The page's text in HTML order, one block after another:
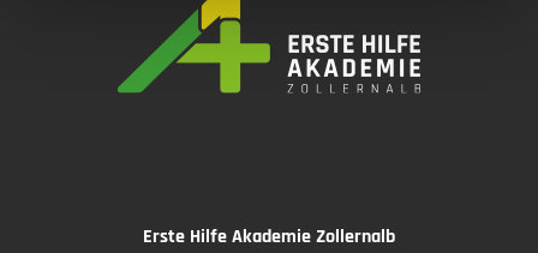
Erste Hilfe Akademie Zollernalb